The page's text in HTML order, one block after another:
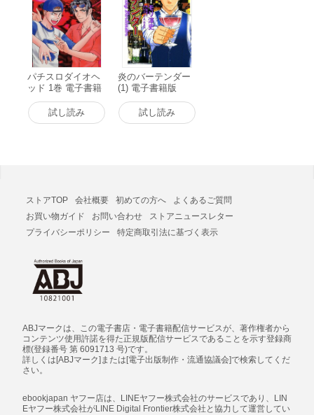
パチスロダイオヘ
ッド 1巻 電子書籍
試し読み
炎のバーテンダー
(1) 電子書籍版
試し読み
ストアTOP 会社概要 初めての方へ
よくあるご質問
お買い物ガイド
お問い合わせ
ストアニュースレター
プライバシーポリシー
特定商取引法に基づく表示
ABJマークは、この電子書店・電子書籍配信サービスが、著作権者から
コンテンツ使用許諾を得た正規版配信サービスであることを示す登録商
標(登録番号 第 6091713 号)です。
詳しくは[ABJマーク]または[電子出版制作・流通協議会]で検索してくだ
さい。
ebookjapan ヤフー店は、LINEヤフー株式会社のサービスであり、LIN
Eヤフー株式会社がLINE Digital Frontier株式会社と協力して運営してい